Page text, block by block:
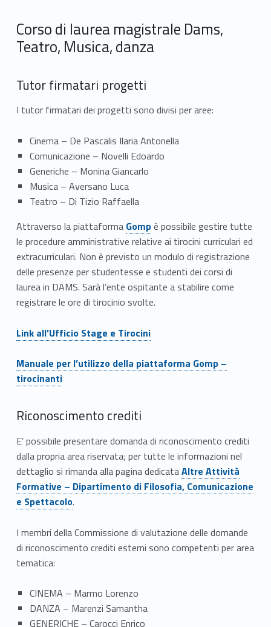
Corso di laurea magistrale Dams,
Teatro, Musica, danza
Tutor firmatari progetti
I tutor firmatari dei progetti sono divisi per aree:
Cinema – De Pascalis Ilaria Antonella
Comunicazione – Novelli Edoardo
Generiche – Monina Giancarlo
Musica – Aversano Luca
Teatro – Di Tizio Raffaella
Attraverso la piattaforma Link identifier #identifier__79485-2
Gompè possibile gestire tutte
le procedure amministrative relative ai tirocini curriculari ed
extracurriculari. Non è previsto un modulo di registrazione
delle presenze per studentesse e studenti dei corsi di
laurea in DAMS. Sarà l’ente ospitante a stabilire come
registrare le ore di tirocinio svolte.
Link identifier #identifier__8687-3Link all’Ufficio Stage e Tirocini
Link identifier #identifier__78186-4
Manuale per l’utilizzo della piattaforma Gomp –
tirocinanti
Riconoscimento crediti
E’ possibile presentare domanda di riconoscimento crediti
dalla propria area riservata; per tutte le informazioni nel
dettaglio si rimanda alla pagina dedicata Link identifier #identifier__84688-5
Altre Attività
Formative – Dipartimento di Filosofia, Comunicazione
e Spettacolo.
I membri della Commissione di valutazione delle domande
di riconoscimento crediti esterni sono competenti per area
tematica:
CINEMA – Marmo Lorenzo
DANZA – Marenzi Samantha
GENERICHE – Carocci Enrico